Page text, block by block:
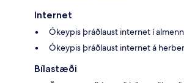
Internet
Ókeypis þráðlaust internet í
Ókeypis þráðlaust internet á
Bílastæði